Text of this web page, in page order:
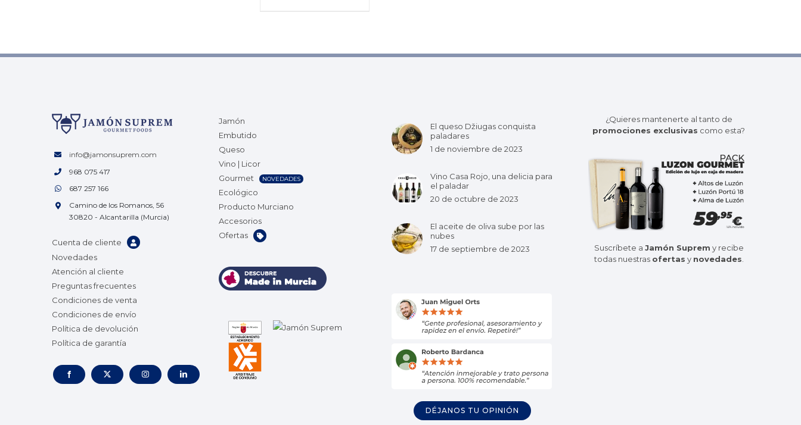
info@jamonsuprem.com
968 075 417
687 257 166
Camino de los Romanos, 56
30820 - Alcantarilla (Murcia)
Cuenta de cliente
Novedades
Atención al cliente
Preguntas frecuentes
Condiciones de venta
Condiciones de envío
Política de devolución
Política de garantía
Jamón
Embutido
Queso
Vino | Licor
Gourmet
NOVEDADES
Ecológico
Producto Murciano
Accesorios
Ofertas
El queso Džiugas conquista
paladares
1 de noviembre de 2023
Vino Casa Rojo, una delicia para
el paladar
20 de octubre de 2023
El aceite de oliva sube por las
nubes
17 de septiembre de 2023
DÉJANOS TU OPINIÓN
¿Quieres mantenerte al tanto de
promociones exclusivas como esta?
Suscríbete a Jamón Suprem y recibe
todas nuestras ofertas y novedades